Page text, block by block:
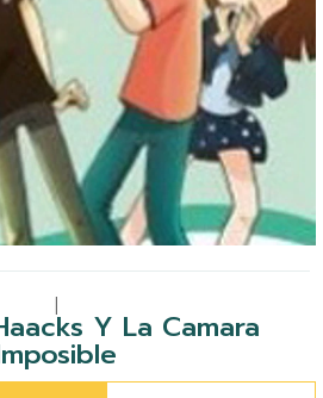
Y La Camara